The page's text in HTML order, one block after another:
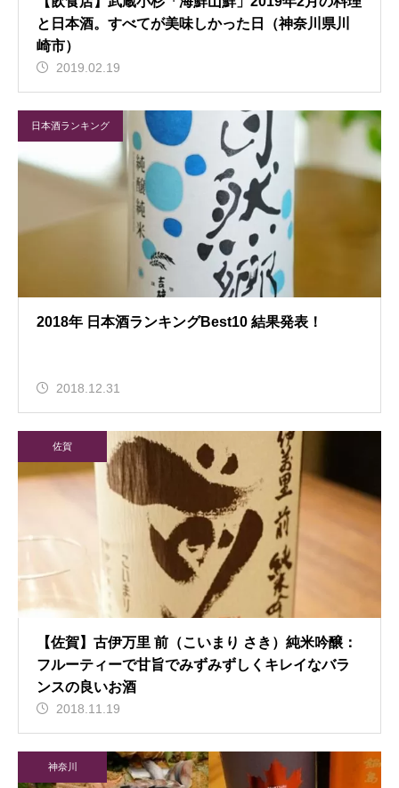
と日本酒。すべてが美味しかった日（神奈川県川
崎市）
2019.02.19
日本酒ランキング
2018年 日本酒ランキングBest10 結果発表！
2018.12.31
佐賀
【佐賀】古伊万里 前（こいまり さき）純米吟醸：
フルーティーで甘旨でみずみずしくキレイなバラ
ンスの良いお酒
2018.11.19
神奈川